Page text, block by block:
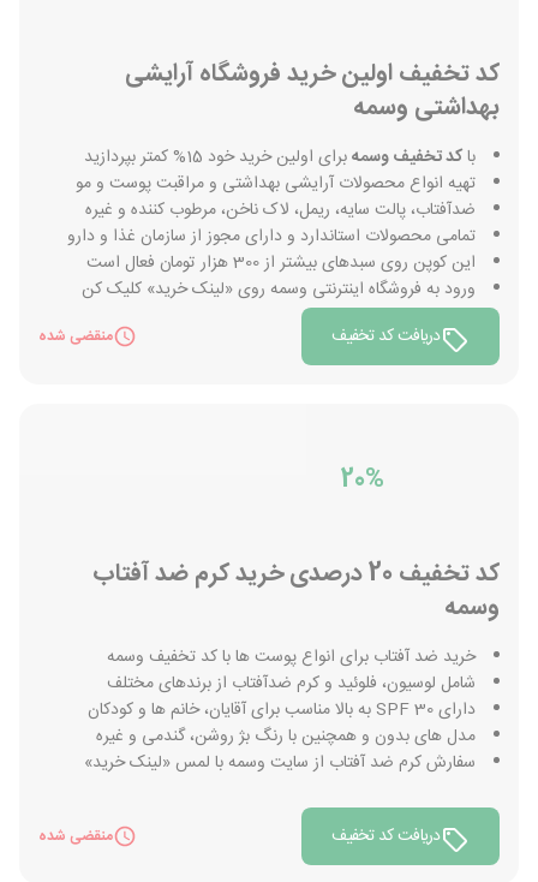
کد تخفیف اولین خرید فروشگاه آرایشی
بهداشتی وسمه
باکد تخفیف وسمهبرای اولین خرید خود 15% کمتر بپردازید
تهیه انواع محصولات آرایشی بهداشتی و مراقبت پوست و مو
ضدآفتاب، پالت سایه، ریمل، لاک ناخن، مرطوب کننده و غیره
تمامی محصولات استاندارد و دارای مجوز از سازمان غذا و دارو
این کوپن روی سبدهای بیشتر از 300 هزار تومان فعال است
ورود به فروشگاه اینترنتی وسمه روی «لینک خرید» کلیک کن
دریافت کد تخفیف
منقضی شده
20%
کد تخفیف 20 درصدی خرید کرم ضد آفتاب
وسمه
خرید ضد آفتاب برای انواع پوست ها با کد تخفیف وسمه
شامل لوسیون، فلوئید و کرم ضدآفتاب از برندهای مختلف
دارای SPF 30 به بالا مناسب برای آقایان، خانم ها و کودکان
مدل های بدون و همچنین با رنگ بژ روشن، گندمی و غیره
سفارش کرم ضد آفتاب از سایت وسمه با لمس «لینک خرید»
دریافت کد تخفیف منقضی شده